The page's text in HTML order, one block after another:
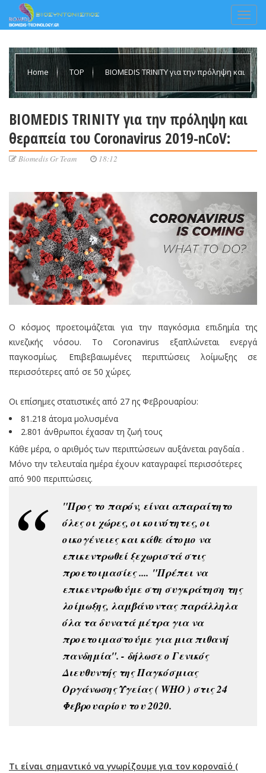
Home TOP BIOMEDIS TRINITY για την πρόληψη και
BIOMEDIS TRINITY για την πρόληψη και
θεραπεία του Coronavirus 2019-nCoV:
Biomedis Gr Team 18:12
Ο κόσμος προετοιμάζεται για την παγκόσμια επιδημία της
κινεζικής νόσου. Το Coronavirus εξαπλώνεται ενεργά
παγκοσμίως. Επιβεβαιωμένες περιπτώσεις λοίμωξης σε
περισσότερες από σε 50 χώρες.
Οι επίσημες στατιστικές από 27 ης Φεβρουαρίου:
81.218 άτομα μολυσμένα
2.801 άνθρωποι έχασαν τη ζωή τους
Κάθε μέρα, ο αριθμός των περιπτώσεων αυξάνεται ραγδαία .
Μόνο την τελευταία ημέρα έχουν καταγραφεί περισσότερες
από 900 περιπτώσεις.
"Προς το παρόν, είναι απαραίτητο
όλες οι χώρες, οι κοινότητες, οι
οικογένειες και κάθε άτομο να
επικεντρωθεί ξεχωριστά στις
προετοιμασίες .... "Πρέπει να
επικεντρωθούμε στη συγκράτηση της
λοίμωξης, λαμβάνοντας παράλληλα
όλα τα δυνατά μέτρα για να
προετοιμαστούμε για μια πιθανή
πανδημία". - δήλωσε ο Γενικός
Διευθυντής της Παγκόσμιας
Οργάνωσης Υγείας ( WHO ) στις 24
Φεβρουαρίου του 2020.
Τι είναι σημαντικό να γνωρίζουμε για τον κοροναϊό (